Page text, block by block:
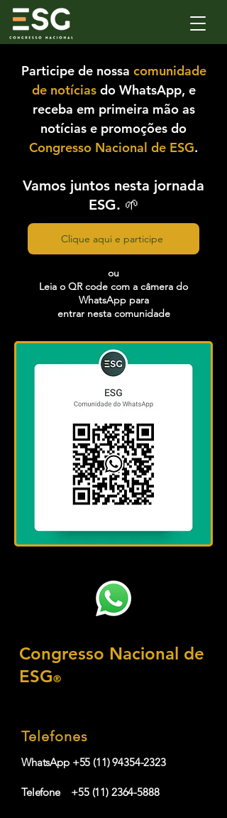
Participe de nossa comunidade
de notícias do WhatsApp, e
receba em primeira mão as
notícias e promoções do
Congresso Nacional de ESG.
Vamos juntos nesta jornada
ESG. 🌱
Clique aqui e participe
ou
Leia o QR code com a câmera do
WhatsApp para
entrar nesta comunidade
Congresso Nacional de
ESG®
Telefones
WhatsApp +55 (11) 94354-2323
Telefone +55 (11) 2364-5888